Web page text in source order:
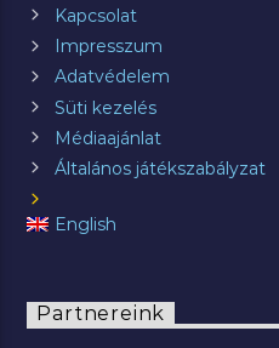
Kapcsolat
Impresszum
Adatvédelem
Süti kezelés
Médiaajánlat
Általános játékszabályzat
English
Partnereink